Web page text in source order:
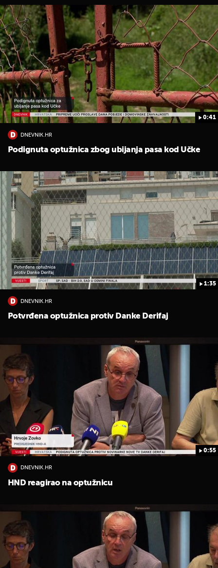
0:41
DNEVNIK.HR
Podignuta optužnica zbog ubijanja pasa kod Učke
1:35
DNEVNIK.HR
Potvrđena optužnica protiv Danke Derifaj
0:55
DNEVNIK.HR
HND reagirao na optužnicu